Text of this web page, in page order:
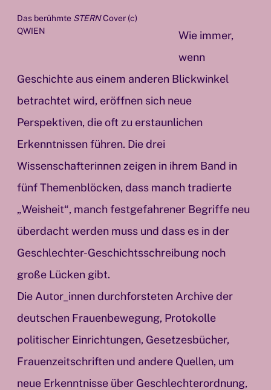
Das berühmte STERNCover (c)
QWIEN
Wie immer,
wenn
Geschichte aus einem anderen Blickwinkel
betrachtet wird, eröffnen sich neue
Perspektiven, die oft zu erstaunlichen
Erkenntnissen führen. Die drei
Wissenschafterinnen zeigen in ihrem Band in
fünf Themenblöcken, dass manch tradierte
„Weisheit“, manch festgefahrener Begriffe neu
überdacht werden muss und dass es in der
Geschlechter-Geschichtsschreibung noch
große Lücken gibt.
Die Autor_innen durchforsteten Archive der
deutschen Frauenbewegung, Protokolle
politischer Einrichtungen, Gesetzesbücher,
Frauenzeitschriften und andere Quellen, um
neue Erkenntnisse über Geschlechterordnung,